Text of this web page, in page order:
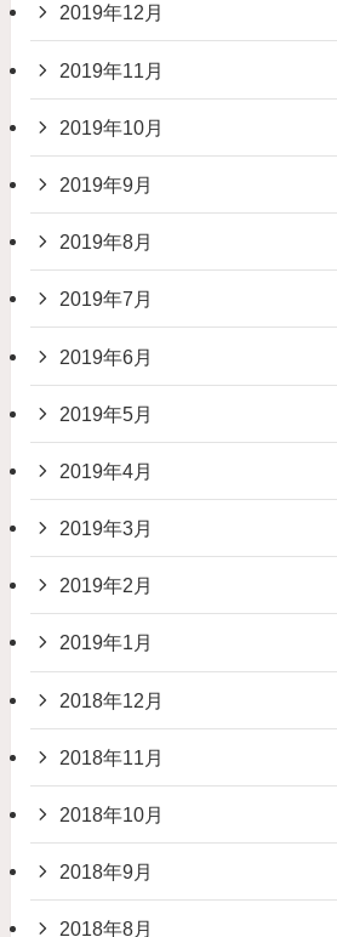
2019年12月
2019年11月
2019年10月
2019年9月
2019年8月
2019年7月
2019年6月
2019年5月
2019年4月
2019年3月
2019年2月
2019年1月
2018年12月
2018年11月
2018年10月
2018年9月
2018年8月